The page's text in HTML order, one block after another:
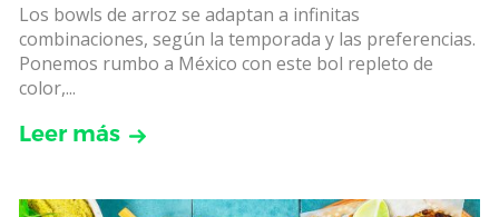
Los bowls de arroz se adaptan a infinitas
combinaciones, según la temporada y las preferencias.
Ponemos rumbo a México con este bol repleto de
color,...
Leer más